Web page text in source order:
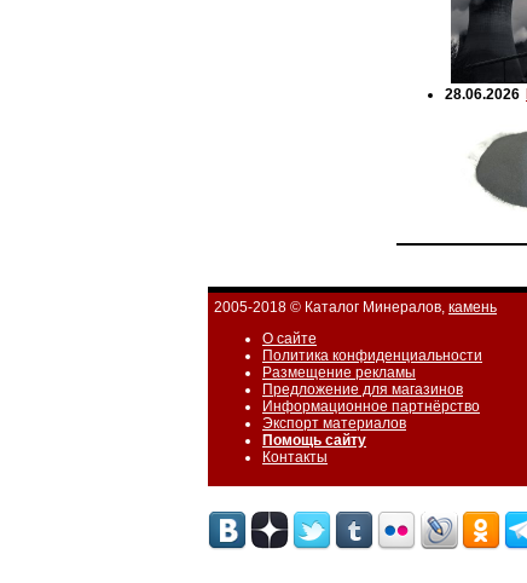
28.06.2026
2005-2018 © Каталог Минералов, камень
О сайте
Политика конфиденциальности
Размещение рекламы
Предложение для магазинов
Информационное партнёрство
Экспорт материалов
Помощь сайту
Контакты